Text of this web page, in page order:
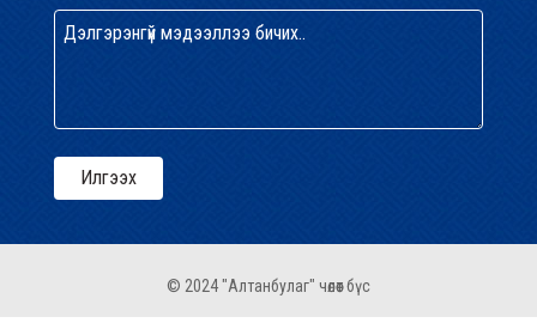
© 2024 "Алтанбулаг" чөлөөт бүс